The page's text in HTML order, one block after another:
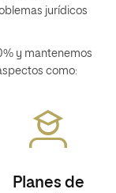
jurídicos
y mantenemos
como:
Planes de